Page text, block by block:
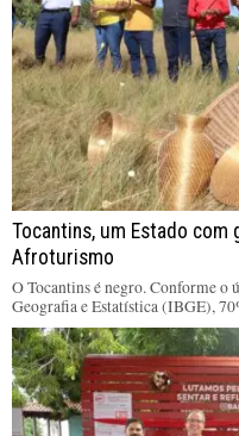
Tocantins, um Estado com
Afroturismo
O Tocantins é negro. Conforme
Geografia e Estatística (IBGE),